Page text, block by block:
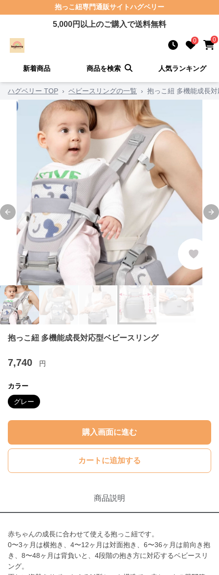
抱っこ紐専門通販サイトハグベリー
5,000円以上のご購入で送料無料
0 0
新着商品 商品を検索 人気ランキング
ハグベリー TOP › ベビースリングの一覧 › 抱っこ紐 多機能成長
Previous slide
抱っこ紐 多機能成長対応型ベビースリング
7,740 円
カラー
グレー
購入画面に進む
カートに追加する
商品説明
赤ちゃんの成長に合わせて使える抱っこ紐です。
0〜3ヶ月は横抱き、4〜12ヶ月は対面抱き、6〜36ヶ月は前向き抱
き、8〜48ヶ月は背負いと、4段階の抱き方に対応するベビースリ
ング。